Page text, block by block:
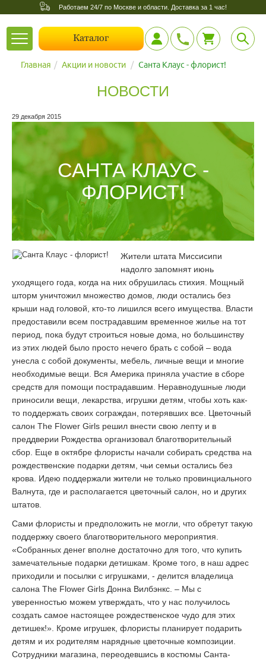
Работаем 24/7 по Москве и области. Доставка за 1 час!
Toggle
navigation
Каталог
Главная Акции и новости Санта Клаус - флорист!
НОВОСТИ
29 декабря 2015
САНТА КЛАУС -
ФЛОРИСТ!
Жители штата Миссисипи
надолго запомнят июнь
уходящего года, когда на них обрушилась стихия. Мощный
шторм уничтожил множество домов, люди остались без
крыши над головой, кто-то лишился всего имущества. Власти
предоставили всем пострадавшим временное жилье на тот
период, пока будут строиться новые дома, но большинству
из этих людей было просто нечего брать с собой – вода
унесла с собой документы, мебель, личные вещи и многие
необходимые вещи. Вся Америка приняла участие в сборе
средств для помощи пострадавшим. Неравнодушные люди
приносили вещи, лекарства, игрушки детям, чтобы хоть как-
то поддержать своих сограждан, потерявших все. Цветочный
салон The Flower Girls решил внести свою лепту и в
преддверии Рождества организовал благотворительный
сбор. Еще в октябре флористы начали собирать средства на
рождественские подарки детям, чьи семьи остались без
крова. Идею поддержали жители не только провинциального
Валнута, где и располагается цветочный салон, но и других
штатов.
Сами флористы и предположить не могли, что обретут такую
поддержку своего благотворительного мероприятия.
«Собранных денег вполне достаточно для того, что купить
замечательные подарки детишкам. Кроме того, в наш адрес
приходили и посылки с игрушками, - делится владелица
салона The Flower Girls Донна Вилбэнкс. – Мы с
уверенностью можем утверждать, что у нас получилось
создать самое настоящее рождественское чудо для этих
детишек!». Кроме игрушек, флористы планирует подарить
детям и их родителям нарядные цветочные композиции.
Сотрудники магазина, переодевшись в костюмы Санта-